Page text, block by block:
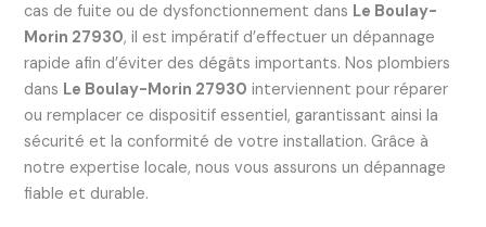
cas de fuite ou de dysfonctionnement dans Le Boulay-
Morin 27930, il est impératif d’effectuer un dépannage
rapide afin d’éviter des dégâts importants. Nos plombiers
dans Le Boulay-Morin 27930 interviennent pour réparer
ou remplacer ce dispositif essentiel, garantissant ainsi la
sécurité et la conformité de votre installation. Grâce à
notre expertise locale, nous vous assurons un dépannage
fiable et durable.